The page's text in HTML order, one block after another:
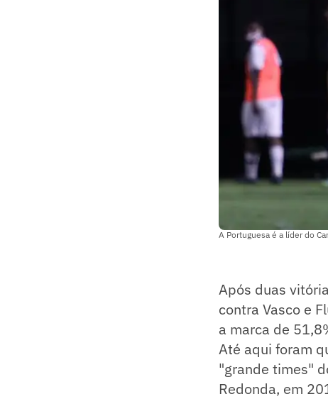
A Portuguesa é a líder do
Após duas
contra Vasco e
a marca de
Até aqui foram
"grande times"
Redonda, em